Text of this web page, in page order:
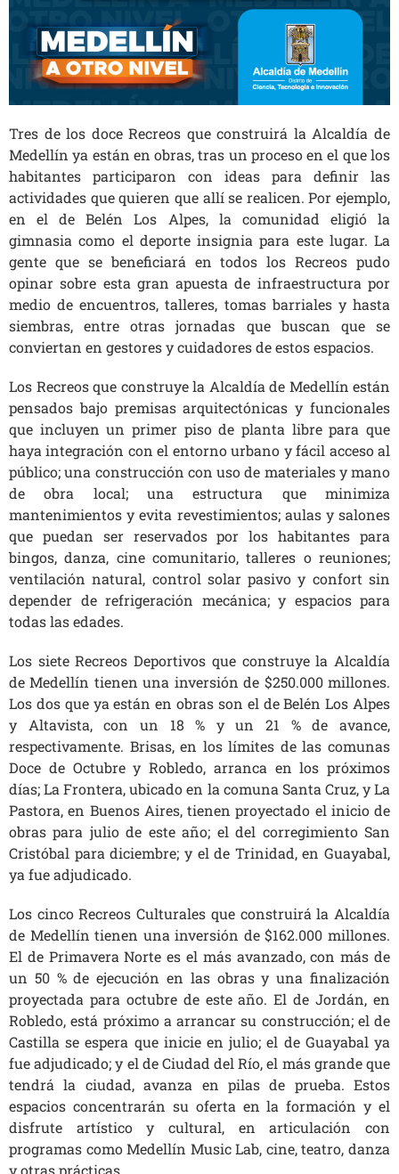
Tres de los doce Recreos que construirá la Alcaldía de
Medellín ya están en obras, tras un proceso en el que los
habitantes participaron con ideas para definir las
actividades que quieren que allí se realicen. Por ejemplo,
en el de Belén Los Alpes, la comunidad eligió la
gimnasia como el deporte insignia para este lugar. La
gente que se beneficiará en todos los Recreos pudo
opinar sobre esta gran apuesta de infraestructura por
medio de encuentros, talleres, tomas barriales y hasta
siembras, entre otras jornadas que buscan que se
conviertan en gestores y cuidadores de estos espacios.
Los Recreos que construye la Alcaldía de Medellín están
pensados bajo premisas arquitectónicas y funcionales
que incluyen un primer piso de planta libre para que
haya integración con el entorno urbano y fácil acceso al
público; una construcción con uso de materiales y mano
de obra local; una estructura que minimiza
mantenimientos y evita revestimientos; aulas y salones
que puedan ser reservados por los habitantes para
bingos, danza, cine comunitario, talleres o reuniones;
ventilación natural, control solar pasivo y confort sin
depender de refrigeración mecánica; y espacios para
todas las edades.
Los siete Recreos Deportivos que construye la Alcaldía
de Medellín tienen una inversión de $250.000 millones.
Los dos que ya están en obras son el de Belén Los Alpes
y Altavista, con un 18 % y un 21 % de avance,
respectivamente. Brisas, en los límites de las comunas
Doce de Octubre y Robledo, arranca en los próximos
días; La Frontera, ubicado en la comuna Santa Cruz, y La
Pastora, en Buenos Aires, tienen proyectado el inicio de
obras para julio de este año; el del corregimiento San
Cristóbal para diciembre; y el de Trinidad, en Guayabal,
ya fue adjudicado.
Los cinco Recreos Culturales que construirá la Alcaldía
de Medellín tienen una inversión de $162.000 millones.
El de Primavera Norte es el más avanzado, con más de
un 50 % de ejecución en las obras y una finalización
proyectada para octubre de este año. El de Jordán, en
Robledo, está próximo a arrancar su construcción; el de
Castilla se espera que inicie en julio; el de Guayabal ya
fue adjudicado; y el de Ciudad del Río, el más grande que
tendrá la ciudad, avanza en pilas de prueba. Estos
espacios concentrarán su oferta en la formación y el
disfrute artístico y cultural, en articulación con
programas como Medellín Music Lab, cine, teatro, danza
y otras prácticas.